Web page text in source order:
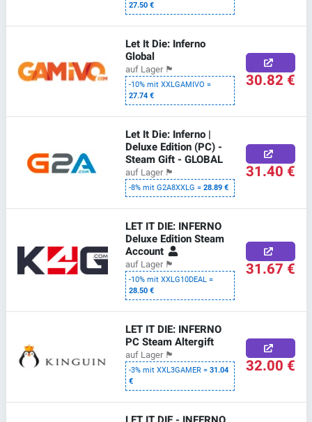
27.50 €
Let It Die: Inferno
Global
auf Lager 🏴
-10% mit XXLGAMIVO =
27.74 €
30.82 €
Let It Die: Inferno |
Deluxe Edition (PC) -
Steam Gift - GLOBAL
auf Lager 🏴
-8% mit G2A8XXLG =28.89 €
31.40 €
LET IT DIE: INFERNO
Deluxe Edition Steam
Account
auf Lager 🏴
-10% mit XXLG10DEAL =
28.50 €
31.67 €
LET IT DIE: INFERNO
PC Steam Altergift
auf Lager 🏴
-3% mit XXL3GAMER =31.04
€
32.00 €